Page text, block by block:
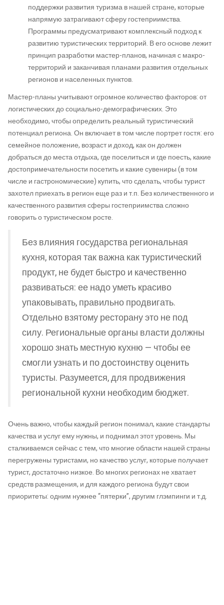
поддержки развития туризма в нашей стране, которые
напрямую затрагивают сферу гостеприимства.
Программы предусматривают комплексный подход к
развитию туристических территорий. В его основе лежит
принцип разработки мастер-планов, начиная с макро-
территорий и заканчивая планами развития отдельных
регионов и населенных пунктов.
Мастер-планы учитывают огромное количество факторов: от
логистических до социально-демографических. Это
необходимо, чтобы определить реальный туристический
потенциал региона. Он включает в том числе портрет гостя: его
семейное положение, возраст и доход, как он должен
добраться до места отдыха, где поселиться и где поесть, какие
достопримечательности посетить и какие сувениры (в том
числе и гастрономические) купить, что сделать, чтобы турист
захотел приехать в регион еще раз и т.п. Без количественного и
качественного развития сферы гостеприимства сложно
говорить о туристическом росте.
Без влияния государства региональная
кухня, которая так важна как туристический
продукт, не будет быстро и качественно
развиваться: ее надо уметь красиво
упаковывать, правильно продвигать.
Отдельно взятому ресторану это не под
силу. Региональные органы власти должны
хорошо знать местную кухню — чтобы ее
смогли узнать и по достоинству оценить
туристы. Разумеется, для продвижения
региональной кухни необходим бюджет.
Очень важно, чтобы каждый регион понимал, какие стандарты
качества и услуг ему нужны, и поднимал этот уровень. Мы
сталкиваемся сейчас с тем, что многие области нашей страны
перегружены туристами, но качество услуг, которые получает
турист, достаточно низкое. Во многих регионах не хватает
средств размещения, и для каждого региона будут свои
приоритеты: одним нужнее “пятерки”, другим глэмпинги и т.д.